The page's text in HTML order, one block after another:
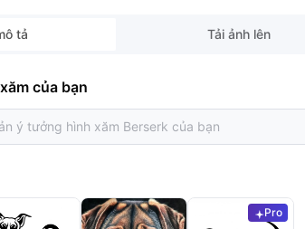
tả Tải ảnh lên
của bạn
Pro